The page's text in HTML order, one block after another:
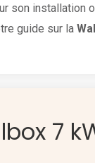
son installation
guide sur la
7